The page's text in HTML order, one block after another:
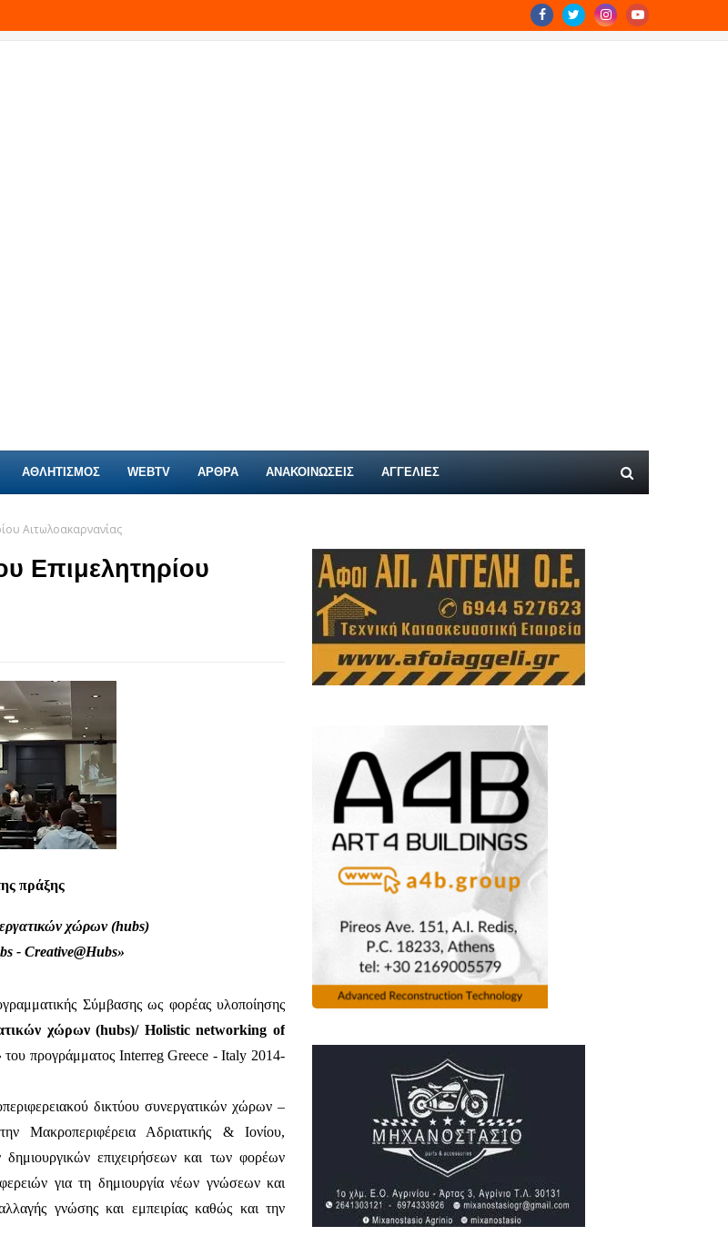
ΑΘΛΗΤΙΣΜΟΣ WEBTV ΑΡΘΡΑ ΑΝΑΚΟΙΝΩΣΕΙΣ ΑΓΓΕΛΊΕΣ
Αιτωλοακαρνανίας
Επιμελητηρίου
πράξης
χώρων (hubs)
- Creative@Hubs»
Σύμβασης ως φορέας υλοποίησης
χώρων (hubs)/ Holistic networking of
του προγράμματος Interreg Greece - Italy 2014-
δικτύου συνεργατικών χώρων –
Μακροπεριφέρεια Αδριατικής & Ιονίου,
επιχειρήσεων και των φορέων
για τη δημιουργία νέων γνώσεων και
γνώσης και εμπειρίας καθώς και την